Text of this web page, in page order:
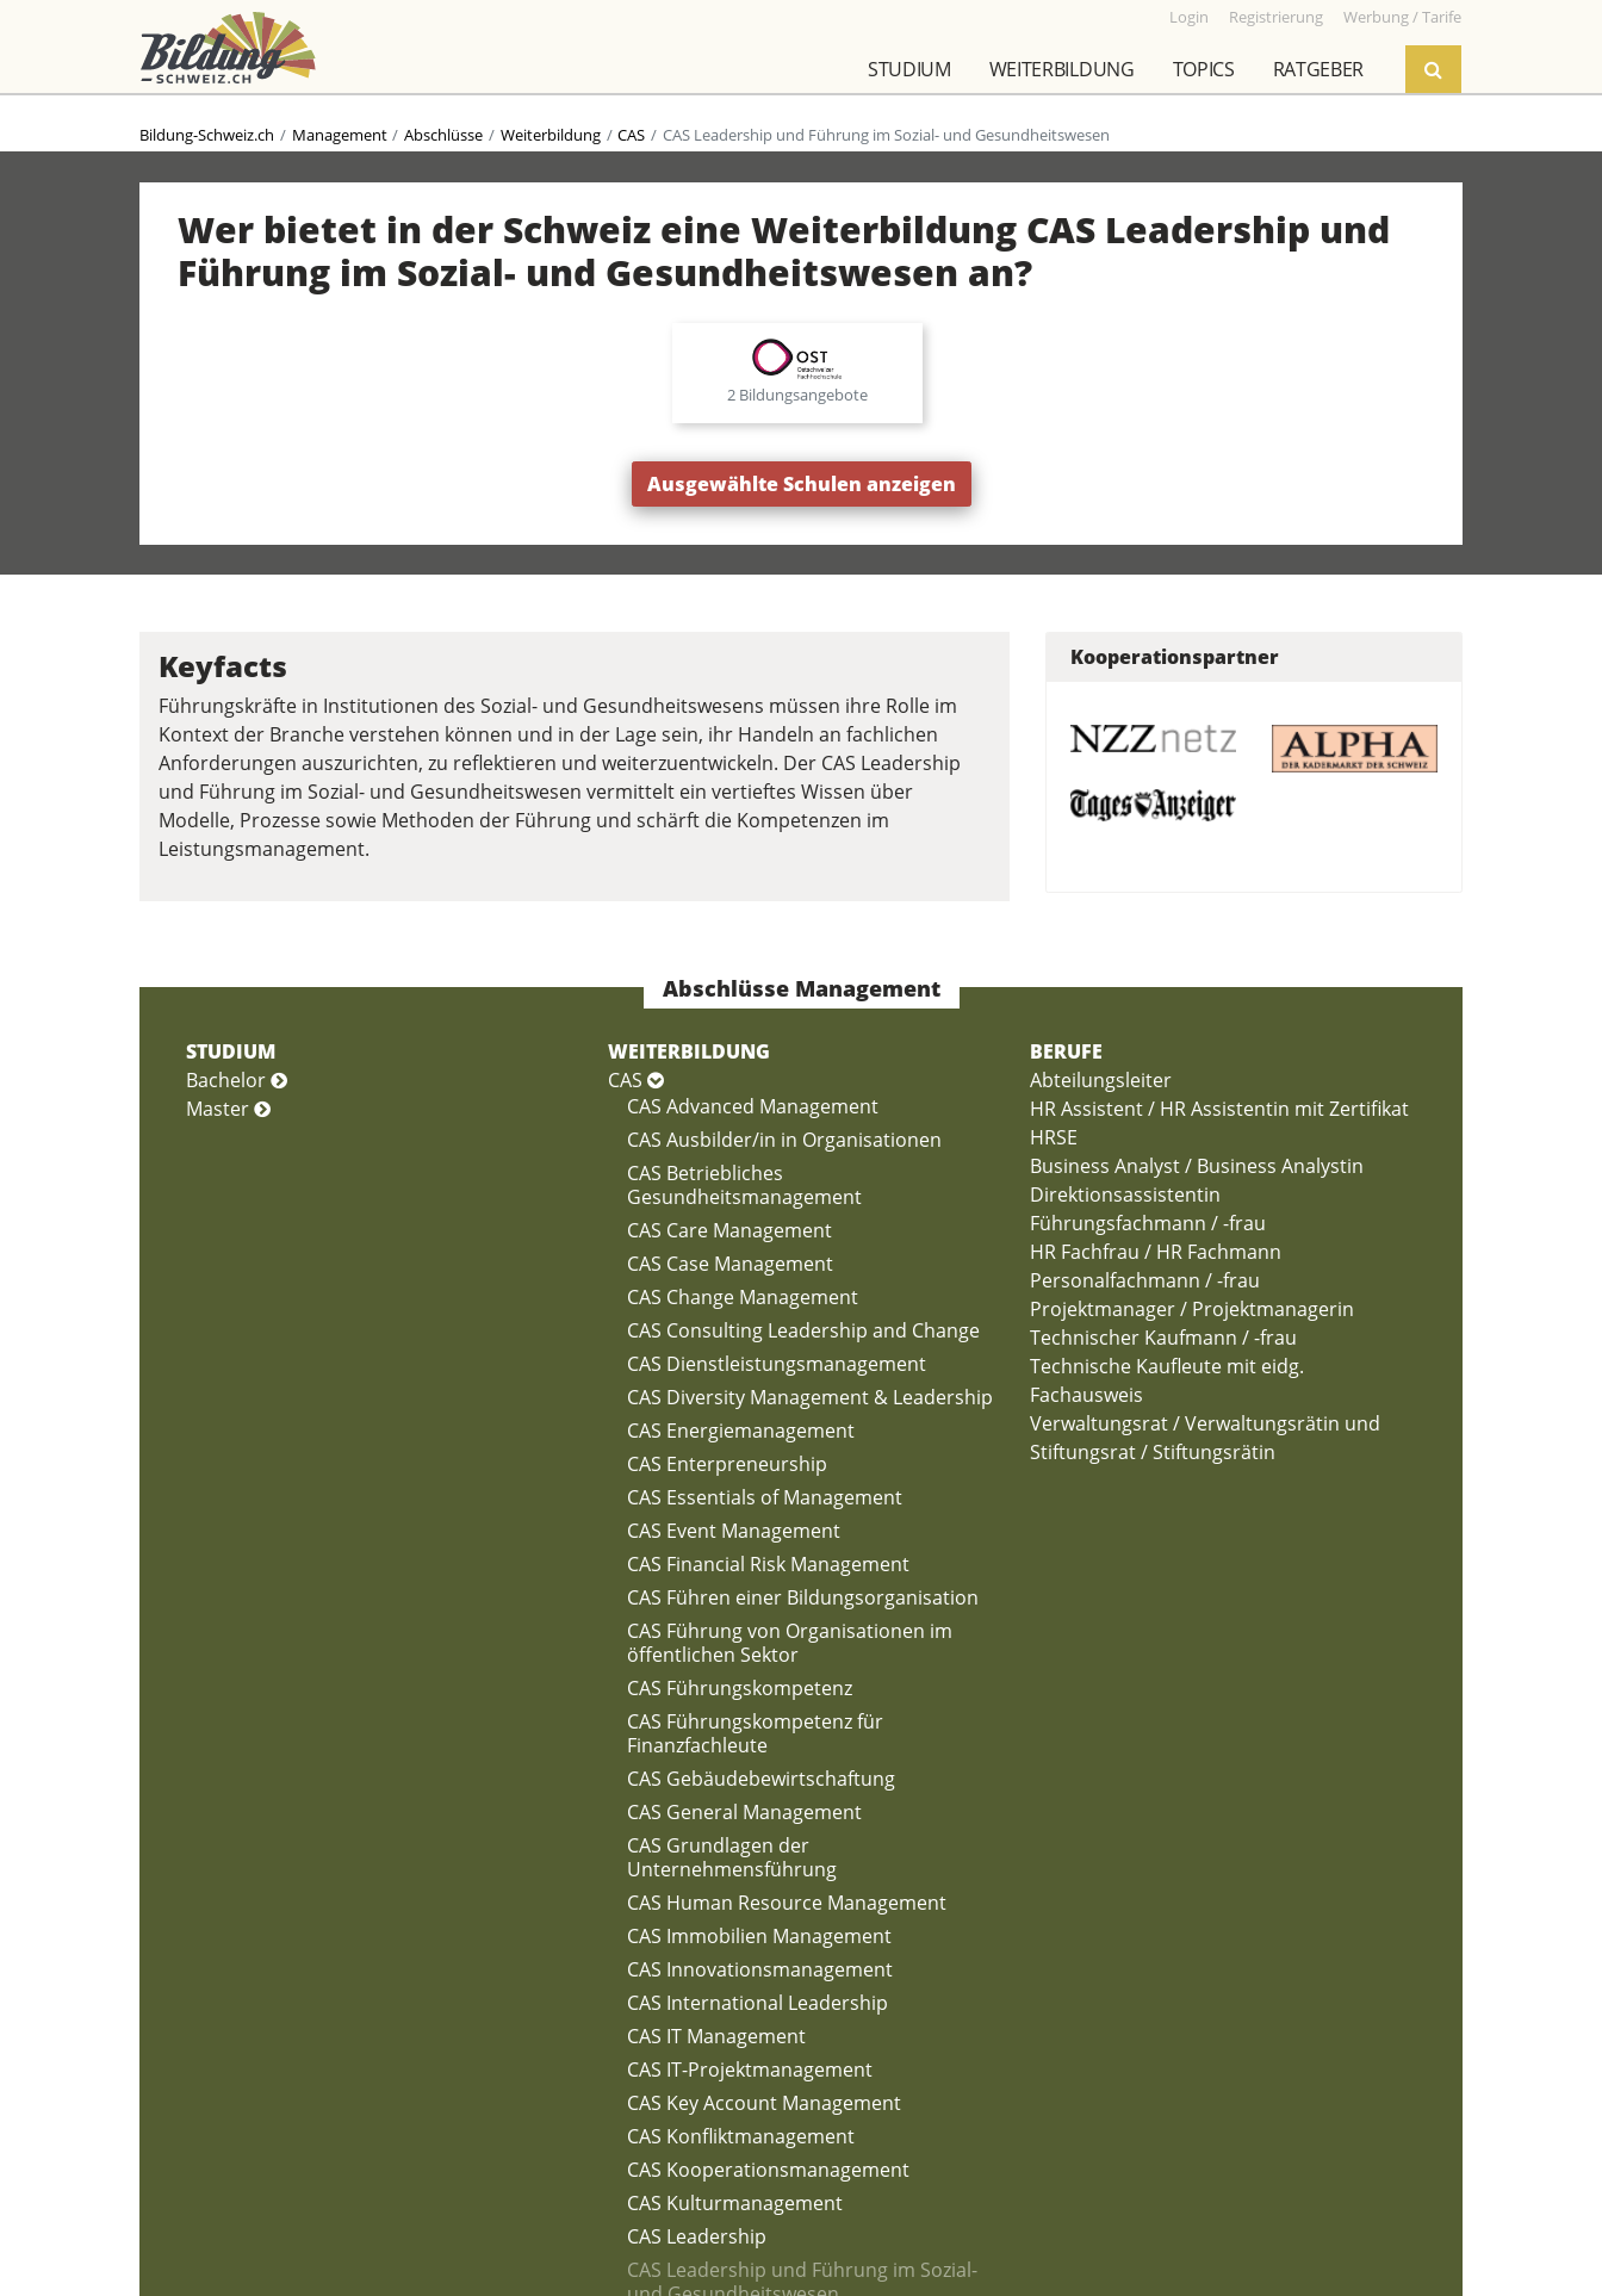
Login Registrierung Werbung / Tarife
STUDIUM WEITERBILDUNG TOPICS RATGEBER
Bildung-Schweiz.ch Management Abschlüsse Weiterbildung CAS CAS Leadership und Führung im Sozial- und Gesundheitswesen
Wer bietet in der Schweiz eine Weiterbildung CAS Leadership und
Führung im Sozial- und Gesundheitswesen an?
2 Bildungsangebote
Ausgewählte Schulen anzeigen
Keyfacts
Führungskräfte in Institutionen des Sozial- und Gesundheitswesens müssen ihre Rolle im
Kontext der Branche verstehen können und in der Lage sein, ihr Handeln an fachlichen
Anforderungen auszurichten, zu reflektieren und weiterzuentwickeln. Der CAS Leadership
und Führung im Sozial- und Gesundheitswesen vermittelt ein vertieftes Wissen über
Modelle, Prozesse sowie Methoden der Führung und schärft die Kompetenzen im
Leistungsmanagement.
Kooperationspartner
Abschlüsse Management
STUDIUM
Bachelor
Master
WEITERBILDUNG
CAS
CAS Advanced Management
CAS Ausbilder/in in Organisationen
CAS Betriebliches
Gesundheitsmanagement
CAS Care Management
CAS Case Management
CAS Change Management
CAS Consulting Leadership and Change
CAS Dienstleistungsmanagement
CAS Diversity Management & Leadership
CAS Energiemanagement
CAS Enterpreneurship
CAS Essentials of Management
CAS Event Management
CAS Financial Risk Management
CAS Führen einer Bildungsorganisation
CAS Führung von Organisationen im
öffentlichen Sektor
CAS Führungskompetenz
CAS Führungskompetenz für
Finanzfachleute
CAS Gebäudebewirtschaftung
CAS General Management
CAS Grundlagen der
Unternehmensführung
CAS Human Resource Management
CAS Immobilien Management
CAS Innovationsmanagement
CAS International Leadership
CAS IT Management
CAS IT-Projektmanagement
CAS Key Account Management
CAS Konfliktmanagement
CAS Kooperationsmanagement
CAS Kulturmanagement
CAS Leadership
CAS Leadership und Führung im Sozial-
BERUFE
Abteilungsleiter
HR Assistent / HR Assistentin mit Zertifikat
HRSE
Business Analyst / Business Analystin
Direktionsassistentin
Führungsfachmann / -frau
HR Fachfrau / HR Fachmann
Personalfachmann / -frau
Projektmanager / Projektmanagerin
Technischer Kaufmann / -frau
Technische Kaufleute mit eidg.
Fachausweis
Verwaltungsrat / Verwaltungsrätin und
Stiftungsrat / Stiftungsrätin